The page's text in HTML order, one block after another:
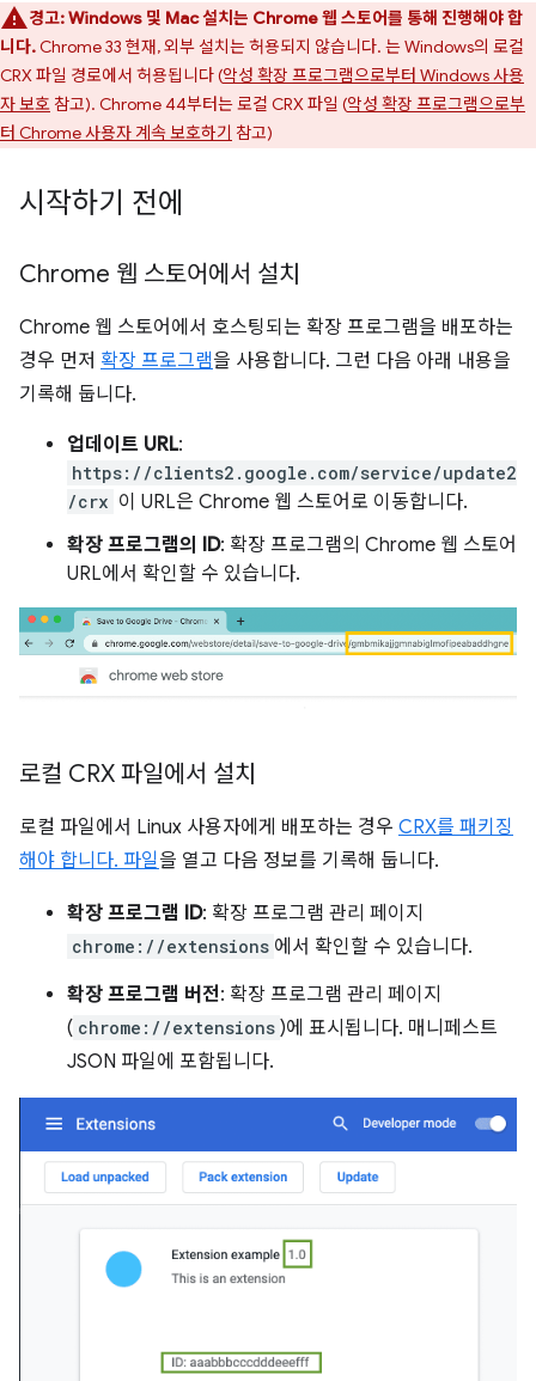
경고:Windows 및 Mac 설치는 Chrome 웹 스토어를 통해 진행해야 합
니다.Chrome 33 현재, 외부 설치는 허용되지 않습니다. 는 Windows의 로컬
CRX 파일 경로에서 허용됩니다 (악성 확장 프로그램으로부터 Windows 사용
자 보호 참고). Chrome 44부터는 로컬 CRX 파일 (악성 확장 프로그램으로부
터 Chrome 사용자 계속 보호하기 참고)
시작하기 전에
Chrome 웹 스토어에서 설치
Chrome 웹 스토어에서 호스팅되는 확장 프로그램을 배포하는
경우 먼저 확장 프로그램을 사용합니다. 그런 다음 아래 내용을
기록해 둡니다.
업데이트 URL:
https://clients2.google.com/service/update2
/crx 이 URL은 Chrome 웹 스토어로 이동합니다.
확장 프로그램의 ID: 확장 프로그램의 Chrome 웹 스토어
URL에서 확인할 수 있습니다.
로컬 CRX 파일에서 설치
로컬 파일에서 Linux 사용자에게 배포하는 경우 CRX를 패키징
해야 합니다. 파일을 열고 다음 정보를 기록해 둡니다.
확장 프로그램 ID: 확장 프로그램 관리 페이지
chrome://extensions 에서 확인할 수 있습니다.
확장 프로그램 버전: 확장 프로그램 관리 페이지
( chrome://extensions )에 표시됩니다. 매니페스트
JSON 파일에 포함됩니다.